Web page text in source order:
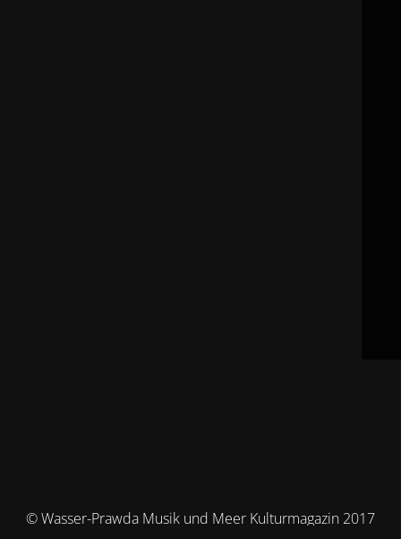
© Wasser-Prawda Musik und Meer Kulturmagazin 2017